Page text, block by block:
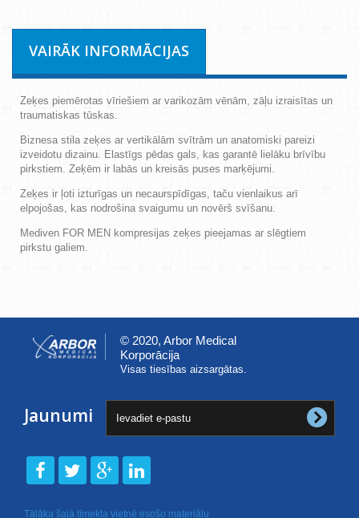
VAIRĀK INFORMĀCIJAS
Zeķes piemērotas vīriešiem ar varikozām vēnām, zāļu izraisītas un
traumatiskas tūskas.
Biznesa stila zeķes ar vertikālām svītrām un anatomiski pareizi
izveidotu dizainu. Elastīgs pēdas gals, kas garantē lielāku brīvību
pirkstiem. Zeķēm ir labās un kreisās puses marķējumi.
Zeķes ir ļoti izturīgas un necaurspīdīgas, taču vienlaikus arī
elpojošas, kas nodrošina svaigumu un novērš svīšanu.
Mediven FOR MEN kompresijas zeķes pieejamas ar slēgtiem
pirkstu galiem.
© 2020, Arbor Medical
Korporācija
Visas tiesības aizsargātas.
Jaunumi
Tālāka šajā tīmekļa vietnē esošo materiālu